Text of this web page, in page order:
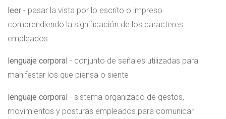
leer - pasar la vista por lo escrito o impreso
comprendiendo la significación de los caracteres
empleados
lenguaje corporal - conjunto de señales utilizadas para
manifestar los que piensa o siente
lenguaje corporal - sistema organizado de gestos,
movimientos y posturas empleados para comunicar